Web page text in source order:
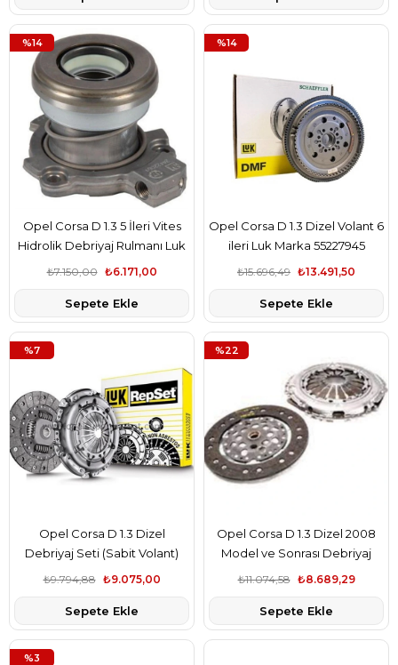
Opel Corsa D 1.3 5 İleri Vites
Hidrolik Debriyaj Rulmanı Luk
Marka 5679333
₺6.171,00
₺7.150,00
Sepete Ekle
%14
Opel Corsa D 1.3 Dizel Volant 6
ileri Luk Marka 55227945
₺13.491,50
₺15.696,49
Sepete Ekle
%14
Opel Corsa D 1.3 Dizel
Debriyaj Seti (Sabit Volant)
Luk Marka 1629104
₺9.075,00
₺9.794,88
Sepete Ekle
%7
Opel Corsa D 1.3 Dizel 2008
Model ve Sonrası Debriyaj
Seti Luk Marka 666088-
₺8.689,29
₺11.074,58
Sepete Ekle
%22
%3